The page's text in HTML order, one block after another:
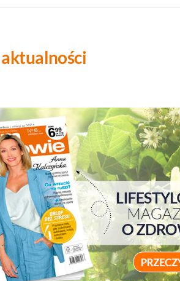
aktualności